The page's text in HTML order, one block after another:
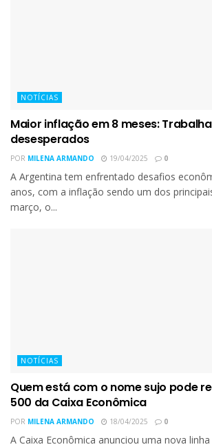
NOTÍCIAS
Maior inflação em 8 meses:
desesperados
POR MILENA ARMANDO 19/04/2025 0
A Argentina tem enfrentado desafios
anos, com a inflação sendo um dos
março, o...
NOTÍCIAS
Quem está com o nome sujo pode
500 da Caixa Econômica
POR MILENA ARMANDO 18/04/2025 0
A Caixa Econômica anunciou uma nova